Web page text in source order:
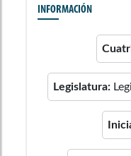
INFORMACIÓN
Legislatura: